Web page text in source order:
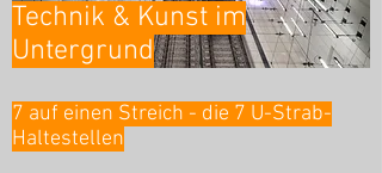
Technik & Kunst im
Untergrund
7 auf einen Streich - die 7 U-Strab-
Haltestellen